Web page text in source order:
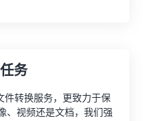
务
件转换服务，更致力于保
、视频还是文档，我们强